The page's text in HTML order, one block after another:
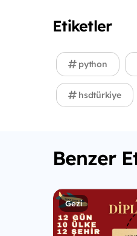
Etiketler
python
hsdtürkiye
Benzer
Gezi